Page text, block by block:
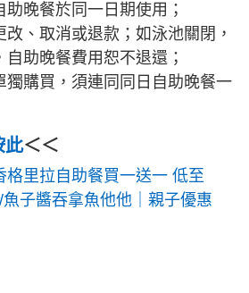
助晚餐於同一日期使用；
改、取消或退款；如泳池關閉，
助晚餐費用恕不退還；
獨購買，須連同同日自助晚餐一
此＜＜
格里拉自助餐買一送一 低至
子醬吞拿魚他他｜親子優惠